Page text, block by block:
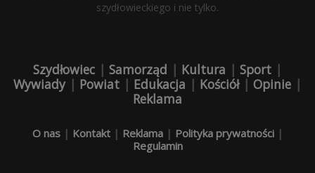
szydłowieckiego i nie tylko.
Szydłowiec | Samorząd | Kultura | Sport |
Wywiady| Powiat | Edukacja | Kościół| Opinie |
Reklama
O nas| Kontakt| Reklama| Polityka prywatności|
Regulamin